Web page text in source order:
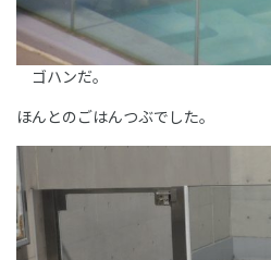
ゴハンだ。
ほんとのごはんつぶでした。